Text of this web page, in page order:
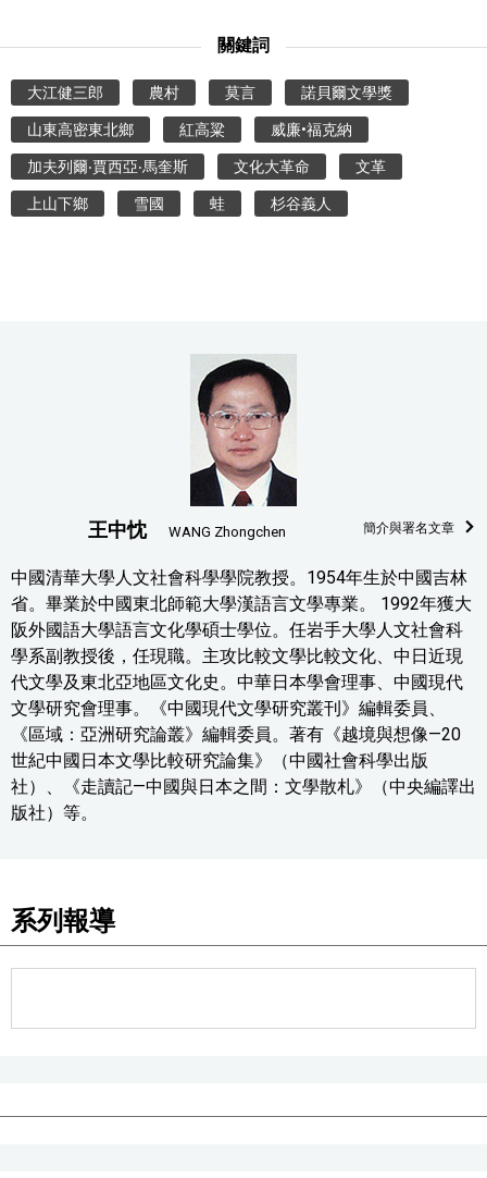
關鍵詞
大江健三郎 農村 莫言 諾貝爾文學獎
山東高密東北鄉 紅高粱 威廉•福克納
加夫列爾‧賈西亞‧馬奎斯 文化大革命 文革
上山下鄉 雪國 蛙 杉谷義人
王中忱 WANG Zhongchen 簡介與署名文章
中國清華大學人文社會科學學院教授。1954年生於中國吉林
省。畢業於中國東北師範大學漢語言文學專業。 1992年獲大
阪外國語大學語言文化學碩士學位。任岩手大學人文社會科
學系副教授後，任現職。主攻比較文學比較文化、中日近現
代文學及東北亞地區文化史。中華日本學會理事、中國現代
文學研究會理事。《中國現代文學研究叢刊》編輯委員、
《區域：亞洲研究論叢》編輯委員。著有《越境與想像—20
世紀中國日本文學比較研究論集》（中國社會科學出版
社）、《走讀記—中國與日本之間：文學散札》（中央編譯出
版社）等。
系列報導